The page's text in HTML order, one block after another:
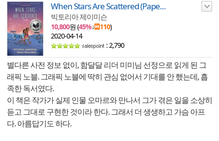
When Stars Are Scattered (Pape...
빅토리아 제이미슨
10,800원 (45%↓ 110)
2020-04-14
: 2,790
별다른 사전 정보 없이, 함달달 리더 미미님 선정으로 읽게 된 그
래픽 노블. 그래픽 노블에 딱히 관심 없어서 기대를 안 했는데, 흡
족한 독서였다.
이 책은 작가가 실제 인물 오마르와 만나서 그가 겪은 일을 소상히
듣고 그대로 구현한 것이라 한다. 그래서 더 생생하고 가슴 아프
다. 아름답기도 하다.